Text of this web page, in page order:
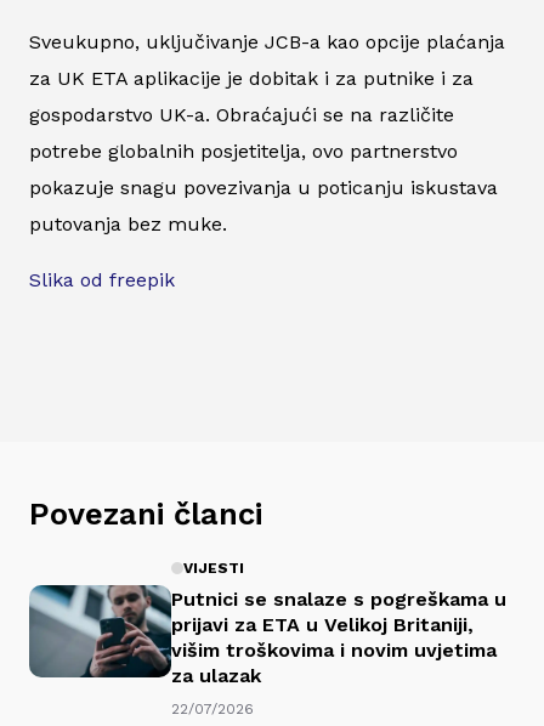
Sveukupno, uključivanje JCB-a kao opcije plaćanja
za UK ETA aplikacije je dobitak i za putnike i za
gospodarstvo UK-a. Obraćajući se na različite
potrebe globalnih posjetitelja, ovo partnerstvo
pokazuje snagu povezivanja u poticanju iskustava
putovanja bez muke.
Slika od freepik
Povezani članci
VIJESTI
Putnici se snalaze s pogreškama u
prijavi za ETA u Velikoj Britaniji,
višim troškovima i novim uvjetima
za ulazak
22/07/2026